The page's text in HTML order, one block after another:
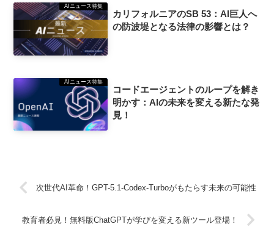
AIニュース特集
カリフォルニアのSB 53：AI巨人へ
の防波堤となる法律の影響とは？
AIニュース特集
コードエージェントのループを解き
明かす：AIの未来を変える新たな発
見！
次世代AI革命！GPT-5.1-Codex-Turboがもたらす未来の可能性
教育者必見！無料版ChatGPTが学びを変える新ツール登場！